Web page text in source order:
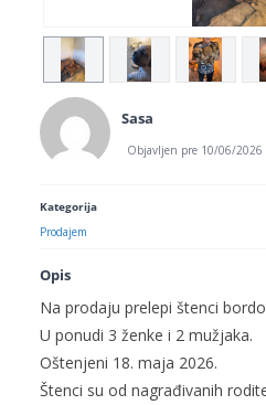
Sasa
Objavljen pre 10/06/2026
Kategorija
Prodajem
Opis
Na prodaju prelepi štenci
U ponudi 3 ženke i 2 mužjaka.
Oštenjeni 18. maja 2026.
Štenci su od nagrađivanih